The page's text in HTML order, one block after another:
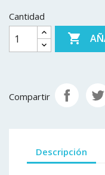
Cantidad

Compartir
Descripción